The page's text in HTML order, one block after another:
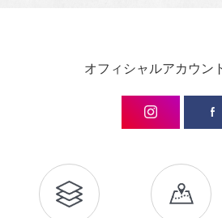
オフィシャルアカウン